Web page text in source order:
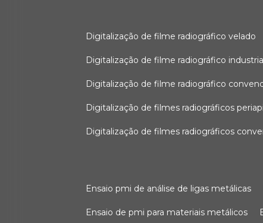
digitalização de filme radiográfico velado
digitalização de filme radiográfico
digitalização de filme radiográfico
digitalização de filmes radiográficos
digitalização de filmes radiográficos
ensaio pmi de análise de ligas metálicas
ensaio de pmi para materiais metálicos